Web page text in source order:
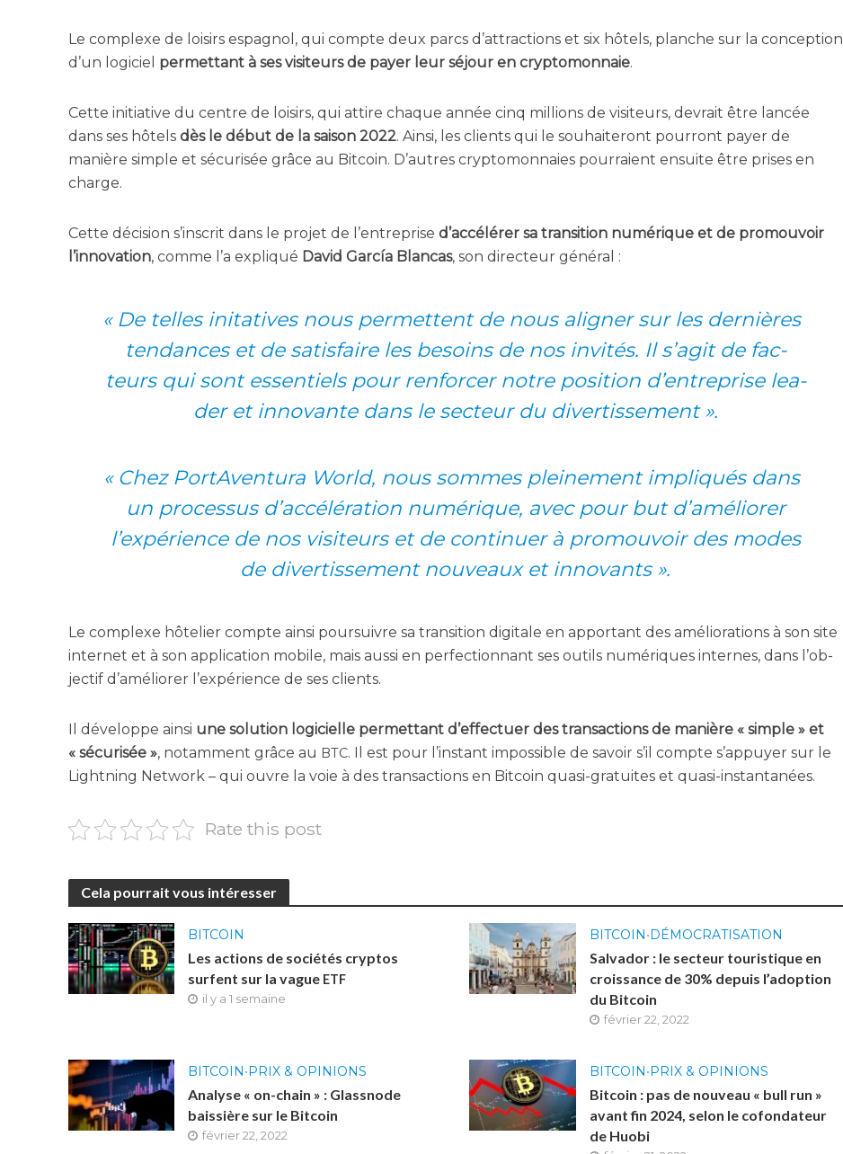
Le com­plexe de loi­sirs espa­gnol, qui compte deux parcs d’at­trac­tions et six hôtels, planche sur la concep­tion
d’un logi­ciel per­met­tant à ses visi­teurs de payer leur séjour en cryp­to­mon­naie.
Cette ini­tia­tive du centre de loi­sirs, qui attire chaque année cinq mil­lions de visi­teurs, devrait être lan­cée
dans ses hôtels dès le début de la sai­son 2022. Ain­si, les clients qui le sou­hai­te­ront pour­ront payer de
manière simple et sécu­ri­sée grâce au Bit­coin. D’autres cryp­to­mon­naies pour­raient ensuite être prises en
charge.
Cette déci­sion s’ins­crit dans le pro­jet de l’en­tre­prise d’ac­cé­lé­rer sa tran­si­tion numé­rique et de pro­mou­voir
l’in­no­va­tion, comme l’a expli­qué David García Blan­cas, son direc­teur général :
«De telles ini­ta­tives nous per­mettent de nous ali­gner sur les der­nières
ten­dances et de satis­faire les besoins de nos invi­tés. Il s’a­git de fac­
teurs qui sont essen­tiels pour ren­for­cer notre posi­tion d’en­tre­prise lea­
der et inno­vante dans le sec­teur du divertissement ».
«Chez Por­tA­ven­tu­ra World, nous sommes plei­ne­ment impli­qués dans
un pro­ces­sus d’ac­cé­lé­ra­tion numé­rique, avec pour but d’a­mé­lio­rer
l’ex­pé­rience de nos visi­teurs et de conti­nuer à pro­mou­voir des modes
de diver­tis­se­ment nou­veaux et innovants ».
Le com­plexe hôte­lier compte ain­si pour­suivre sa tran­si­tion digi­tale en appor­tant des amé­lio­ra­tions à son site
inter­net et à son appli­ca­tion mobile, mais aus­si en per­fec­tion­nant ses outils numé­riques internes, dans l’ob­
jec­tif d’a­mé­lio­rer l’ex­pé­rience de ses clients.
Il déve­loppe ain­si une solu­tion logi­cielle per­met­tant d’ef­fec­tuer des tran­sac­tions de manière « simple » et
« sécu­ri­sée », notam­ment grâce au BTC. Il est pour l’ins­tant impos­sible de savoir s’il compte s’ap­puyer sur le
Light­ning Net­work – qui ouvre la voie à des tran­sac­tions en Bit­coin qua­si-gra­tuites et quasi-instantanées.
Rate this post
Cela pourrait vous intéresser
BITCOIN
Les actions de sociétés cryptos
surfent sur la vague ETF
il y a 1 semaine
BITCOIN • DÉMOCRATISATION
Salvador : le secteur touristique en
croissance de 30% depuis l’adoption
du Bitcoin
février 22, 2022
BITCOIN • PRIX & OPINIONS
Analyse « on-chain » : Glassnode
baissière sur le Bitcoin
février 22, 2022
BITCOIN • PRIX & OPINIONS
Bitcoin : pas de nouveau « bull run »
avant fin 2024, selon le cofondateur
de Huobi